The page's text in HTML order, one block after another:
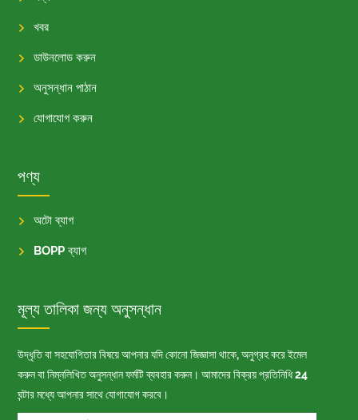
খবর
ডাউনলোড করুন
অনুসন্ধান পাঠান
যোগাযোগ করুন
পণ্য
অটো ব্যাগ
BOPP ব্যাগ
মূল্য তালিকা জন্য অনুসন্ধান
উদ্ধৃতি বা সহযোগিতার বিষয়ে আপনার যদি কোনো জিজ্ঞাসা থাকে, অনুগ্রহ করে ইমেল
করুন বা নিম্নলিখিত অনুসন্ধান ফর্মটি ব্যবহার করুন। আমাদের বিক্রয় প্রতিনিধি 24
ঘন্টার মধ্যে আপনার সাথে যোগাযোগ করবে।